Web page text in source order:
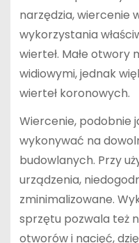
narzędzia, wiercenie
wykorzystania
wierteł. Małe otwory
widiowymi, jednak
wierteł koronowych.
Wiercenie, podobnie
wykonywać na
budowlanych. Przy
urządzenia,
zminimalizowane.
sprzętu pozwala też
otworów i nacięć,